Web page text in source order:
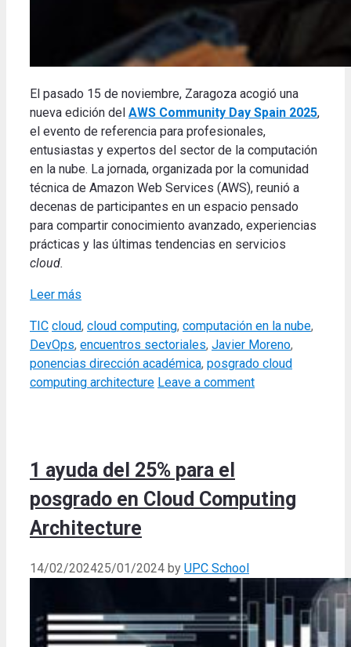
El pasado 15 de noviembre, Zaragoza acogió una
nueva edición del AWS Community Day Spain 2025,
el evento de referencia para profesionales,
entusiastas y expertos del sector de la computación
en la nube. La jornada, organizada por la comunidad
técnica de Amazon Web Services (AWS), reunió a
decenas de participantes en un espacio pensado
para compartir conocimiento avanzado, experiencias
prácticas y las últimas tendencias en servicios
cloud.
Leer más
Categories
TIC Tags
cloud, cloud computing, computación en la nube,
DevOps, encuentros sectoriales, Javier Moreno,
ponencias dirección académica, posgrado cloud
computing architecture Leave a comment
1 ayuda del 25% para el
posgrado en Cloud Computing
Architecture
14/02/202425/01/2024 by UPC School